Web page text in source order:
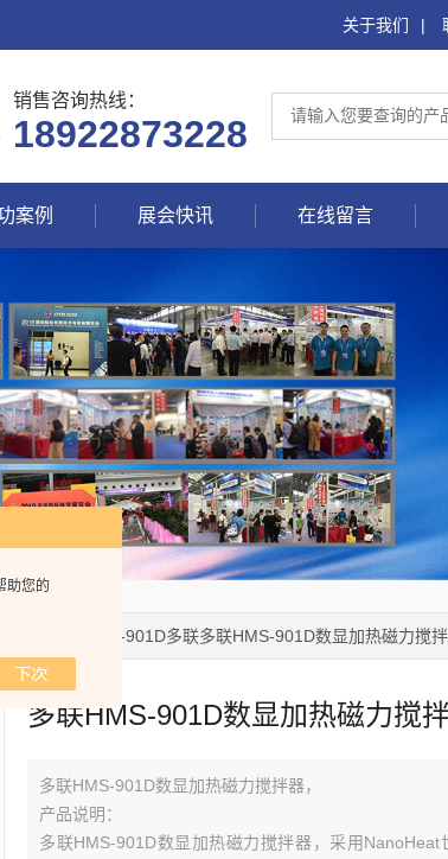
助您的
关于我们 |
销售咨询热线：
18922873228
案例 展会快讯 在线留言
> HMS-901D多联多联HMS-901D数显加热磁力搅
多联HMS-901D数显加热磁力搅
多联HMS-901D数显加热磁力搅拌器，
产品说明：
多联HMS-901D数显加热磁力搅拌器，采用NanoHeat